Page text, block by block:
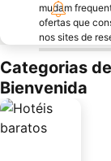
mudam
ofertas que
nos sites de
Categorias
Bienvenida